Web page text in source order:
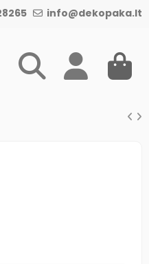
info@dekopaka.lt